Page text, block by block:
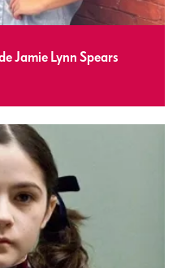
Jamie Lynn Spears